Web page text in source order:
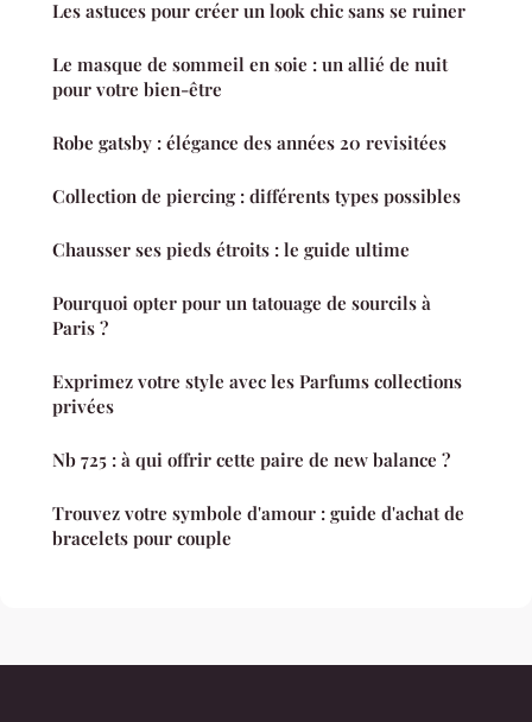
Les astuces pour créer un look chic sans se ruiner
Le masque de sommeil en soie : un allié de nuit
pour votre bien-être
Robe gatsby : élégance des années 20 revisitées
Collection de piercing : différents types possibles
Chausser ses pieds étroits : le guide ultime
Pourquoi opter pour un tatouage de sourcils à
Paris ?
Exprimez votre style avec les Parfums collections
privées
Nb 725 : à qui offrir cette paire de new balance ?
Trouvez votre symbole d'amour : guide d'achat de
bracelets pour couple